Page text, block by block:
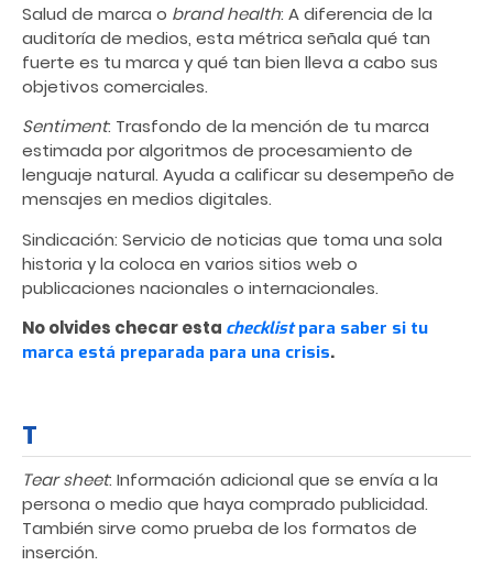
Salud de marca o brand health: A diferencia de la
auditoría de medios, esta métrica señala qué tan
fuerte es tu marca y qué tan bien lleva a cabo sus
objetivos comerciales.
Sentiment: Trasfondo de la mención de tu marca
estimada por algoritmos de procesamiento de
lenguaje natural. Ayuda a calificar su desempeño de
mensajes en medios digitales.
Sindicación: Servicio de noticias que toma una sola
historia y la coloca en varios sitios web o
publicaciones nacionales o internacionales.
No olvides checar esta checklistpara saber si tu
marca está preparada para una crisis.
T
Tear sheet: Información adicional que se envía a la
persona o medio que haya comprado publicidad.
También sirve como prueba de los formatos de
inserción.